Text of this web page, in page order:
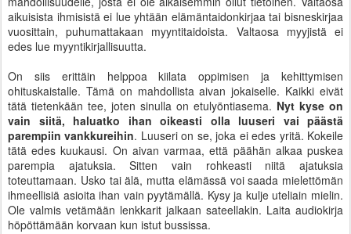
aikuisista ihmisistä ei lue yhtään elämäntaidonkirjaa tai bisneskirjaa
vuosittain, puhumattakaan myyntitaidoista. Valtaosa myyjistä ei
edes lue myyntikirjallisuutta.
On siis erittäin helppoa kiilata oppimisen ja kehittymisen
ohituskaistalle. Tämä on mahdollista aivan jokaiselle. Kaikki eivät
tätä tietenkään tee, joten sinulla on etulyöntiasema. Nyt kyse on
vain siitä, haluatko ihan oikeasti olla luuseri vai päästä
parempiin vankkureihin. Luuseri on se, joka ei edes yritä. Kokeile
tätä edes kuukausi. On aivan varmaa, että päähän alkaa puskea
parempia ajatuksia. Sitten vain rohkeasti niitä ajatuksia
toteuttamaan. Usko tai älä, mutta elämässä voi saada mielettömän
ihmeellisiä asioita ihan vain pyytämällä. Kysy ja kulje uteliain mielin.
Ole valmis vetämään lenkkarit jalkaan sateellakin. Laita audiokirja
höpöttämään korvaan kun istut bussissa.